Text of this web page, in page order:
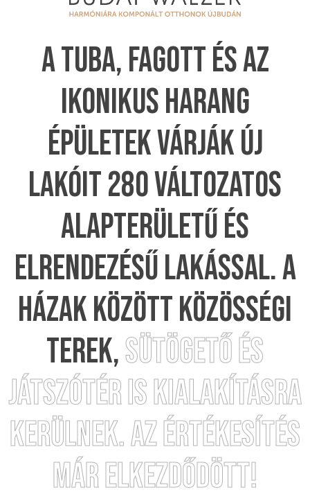
A TUBA, FAGOTT ÉS AZ
IKONIKUS HARANG
ÉPÜLETEK VÁRJÁK ÚJ
LAKÓIT 280 VÁLTOZATOS
ALAPTERÜLETŰ ÉS
ELRENDEZÉSŰ LAKÁSSAL. A
HÁZAK KÖZÖTT KÖZÖSSÉGI
TEREK,SÜTÖGETŐ ÉS
JÁTSZÓTÉR IS KIALAKÍTÁSRA
KERÜLNEK. AZ ÉRTÉKESÍTÉS
MÁR ELKEZDŐDÖTT!